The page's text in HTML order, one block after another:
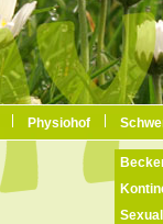
Physiohof